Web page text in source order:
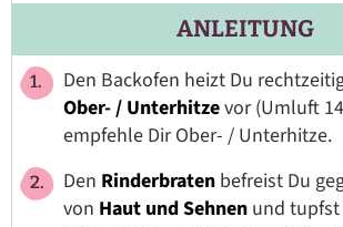
ANLEITUNG
Den Backofen heizt Du
Ober- / Unterhitzevor (Umluft
empfehle Dir Ober- / Unterhitze.
Den Rinderbraten befreist Du
von Haut und Sehnen und